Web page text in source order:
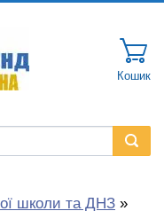
Кошик
школи та ДНЗ »